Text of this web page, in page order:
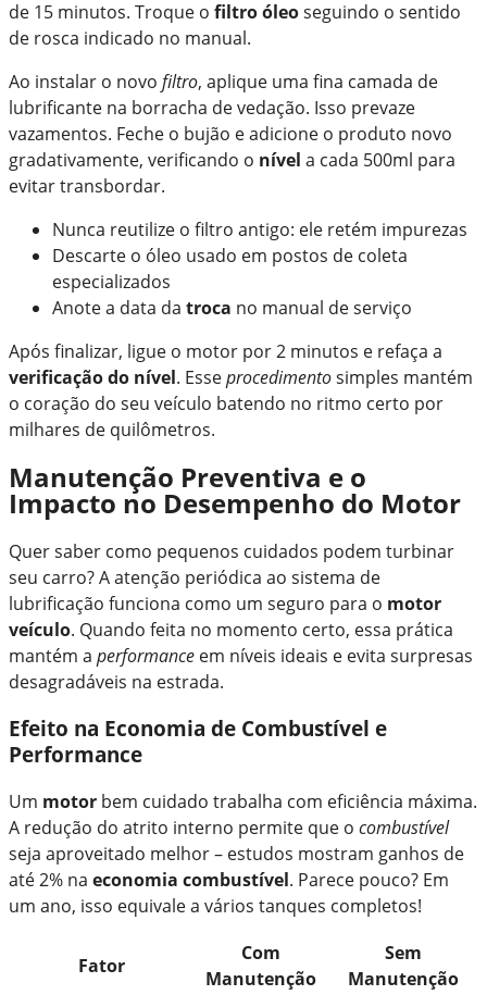
de 15 minutos. Troque o filtro óleoseguindo o sentido
de rosca indicado no manual.
Ao instalar o novo filtro, aplique uma fina camada de
lubrificante na borracha de vedação. Isso prevaze
vazamentos. Feche o bujão e adicione o produto novo
gradativamente, verificando o nível a cada 500ml para
evitar transbordar.
Nunca reutilize o filtro antigo: ele retém impurezas
Descarte o óleo usado em postos de coleta
especializados
Anote a data da troca no manual de serviço
Após finalizar, ligue o motor por 2 minutos e refaça a
verificação do nível. Esseprocedimentosimples mantém
o coração do seu veículo batendo no ritmo certo por
milhares de quilômetros.
Manutenção Preventiva e o
Impacto no Desempenho do Motor
Quer saber como pequenos cuidados podem turbinar
seu carro? A atenção periódica ao sistema de
lubrificação funciona como um seguro para o motor
veículo. Quando feita no momento certo, essa prática
mantém a performance em níveis ideais e evita surpresas
desagradáveis na estrada.
Efeito na Economia de Combustível e
Performance
Um motor bem cuidado trabalha com eficiência máxima.
A redução do atrito interno permite que o combustível
seja aproveitado melhor – estudos mostram ganhos de
até 2% na economia combustível. Parece pouco? Em
um ano, isso equivale a vários tanques completos!
Fator
Com
Manutenção
Sem
Manutenção